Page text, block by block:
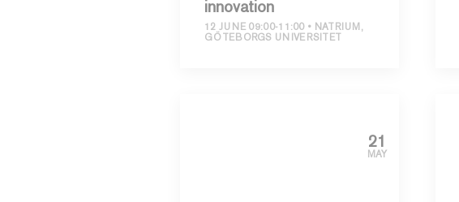
innovation
12 JUNE 09:00-11:00
NATRIUM,
GÖTEBORGS UNIVERSITET
21
MAY